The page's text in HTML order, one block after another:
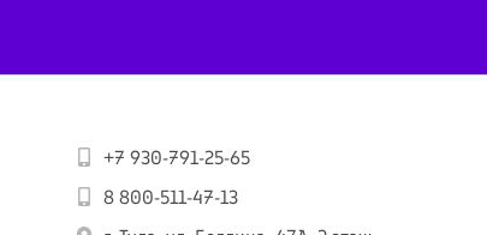
+7 930-791-25-65
8 800-511-47-13